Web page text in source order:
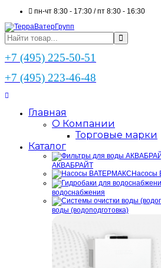
пн-чт 8:30 - 17:30 / пт 8:30 - 16:30
+7 (495) 225-50-51
+7 (495) 223-46-48
Главная
О Компании
Торговые марки
Каталог
АКВАБРАЙТ
Насосы
водоснабжения
воды (водоподготовка)